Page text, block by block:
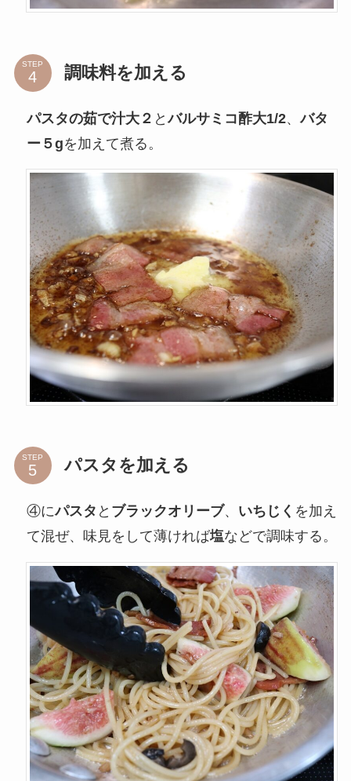
STEP 調味料を加える
パスタの茹で汁大２ とバルサミコ酢大1/2、バタ
ー５gを加えて煮る。
STEP パスタを加える
④にパスタ と ブラックオリーブ、 いちじく を加え
て混ぜ、味見をして薄ければ塩などで調味する。